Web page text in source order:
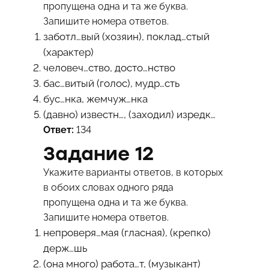
пропущена одна и та же буква.
Запишите номера ответов.
заботл…вый (хозяин), поклад…стый
(характер)
человеч…ство, досто…нство
бас…витый (голос), мудр…сть
бус…нка, жемчуж…нка
(давно) известн…, (заходил) изредк…
Ответ: 134
Задание 12
Укажите варианты ответов, в которых
в обоих словах одного ряда
пропущена одна и та же буква.
Запишите номера ответов.
непроверя…мая (гласная), (крепко)
держ…шь
(она много) работа…т, (музыкант)